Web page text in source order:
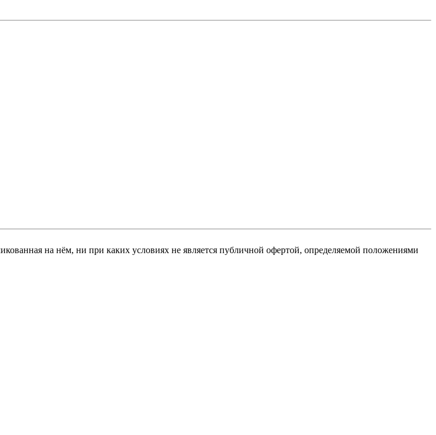
на нём, ни при каких условиях не является публичной офертой, определяемой положениями